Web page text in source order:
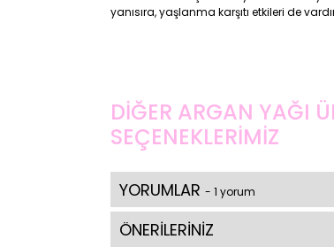
yanısıra, yaşlanma karşıtı etkileri de
DİĞER ARGAN YAĞI
SEÇENEKLERİMİZ
YORUMLAR - 1 yorum
ÖNERİLERİNİZ